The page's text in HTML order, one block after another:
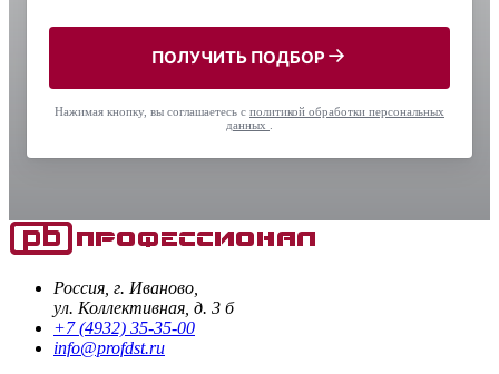
ПОЛУЧИТЬ ПОДБОР
Нажимая кнопку, вы соглашаетесь с политикой обработки персональных
данных
Россия, г. Иваново,
ул. Коллективная, д. 3 б
+7 (4932) 35-35-00
info@profdst.ru